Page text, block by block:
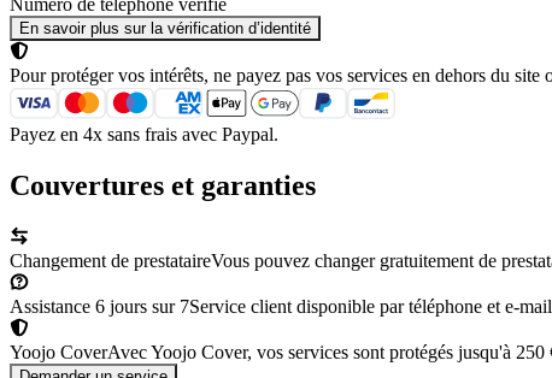
En savoir plus sur la vérification d’identité
Pour protéger vos intérêts, ne payez pas vos services en dehors du
Payez en 4x sans frais avec Paypal.
Couvertures et garanties
Changement de prestataireVous pouvez changer gratuitement de
Assistance 6 jours sur 7Service client disponible par téléphone et e-
Yoojo CoverAvec Yoojo Cover, vos services sont protégés jusqu'à 250